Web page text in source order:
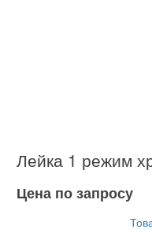
Лейка 1 режим
Цена по запросу